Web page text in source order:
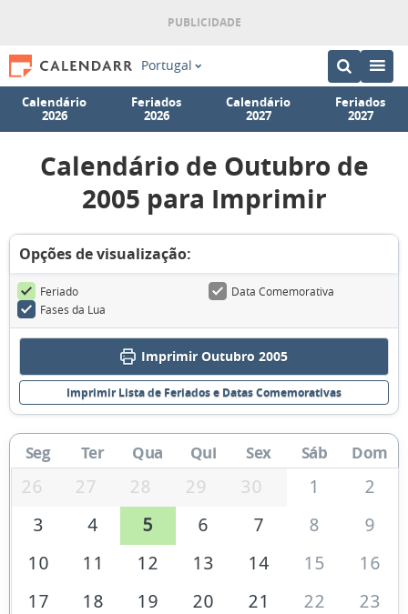
Portugal
Calendário
2026
Feriados
2026
Calendário
2027
Feriados
2027
Calendário de Outubro de
2005 para Imprimir
Opções de visualização:
Feriado
Data Comemorativa
Fases da Lua
Imprimir Outubro 2005
Imprimir Lista de Feriados e Datas Comemorativas
Seg Ter Qua Qui Sex Sáb Dom
26 27 28 29 30 1
2
3
4 5 6 7 8
9
10
11 12 13 14 15
16
17
18 19 20 21 22
23